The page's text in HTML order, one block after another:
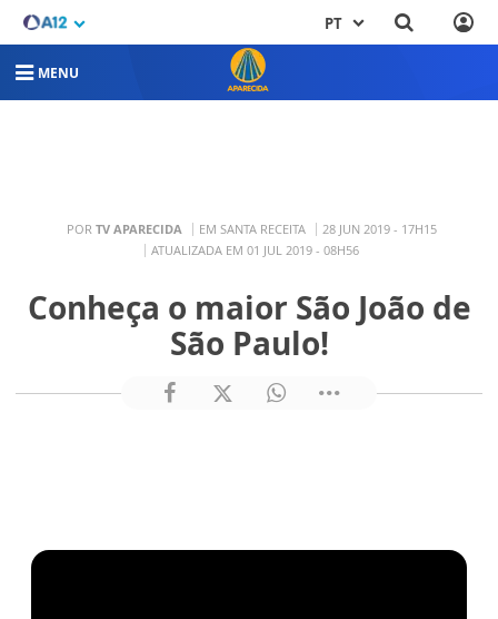
PT
MENU
POR TV APARECIDA EM SANTA RECEITA
28 JUN 2019 - 17H15
ATUALIZADA EM 01 JUL 2019 - 08H56
Conheça o maior São João de
São Paulo!